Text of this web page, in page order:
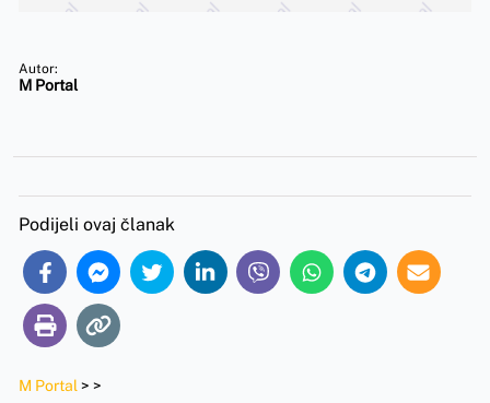
Autor:
M Portal
Podijeli ovaj članak
M Portal > >